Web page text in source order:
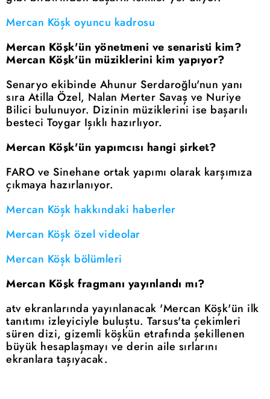
Mercan Köşk oyuncu kadrosu
Mercan Köşk'ün yönetmeni ve senaristi kim?
Mercan Köşk'ün müziklerini kim yapıyor?
Senaryo ekibinde Ahunur Serdaroğlu'nun yanı
sıra Atilla Özel, Nalan Merter Savaş ve Nuriye
Bilici bulunuyor. Dizinin müziklerini ise başarılı
besteci Toygar Işıklı hazırlıyor.
Mercan Köşk'ün yapımcısı hangi şirket?
FARO ve Sinehane ortak yapımı olarak karşımıza
çıkmaya hazırlanıyor.
Mercan Köşk hakkındaki haberler
Mercan Köşk özel videolar
Mercan Köşk bölümleri
Mercan Köşk fragmanı yayınlandı mı?
atv ekranlarında yayınlanacak 'Mercan Köşk'ün ilk
tanıtımı izleyiciyle buluştu. Tarsus'ta çekimleri
süren dizi, gizemli köşkün etrafında şekillenen
büyük hesaplaşmayı ve derin aile sırlarını
ekranlara taşıyacak.